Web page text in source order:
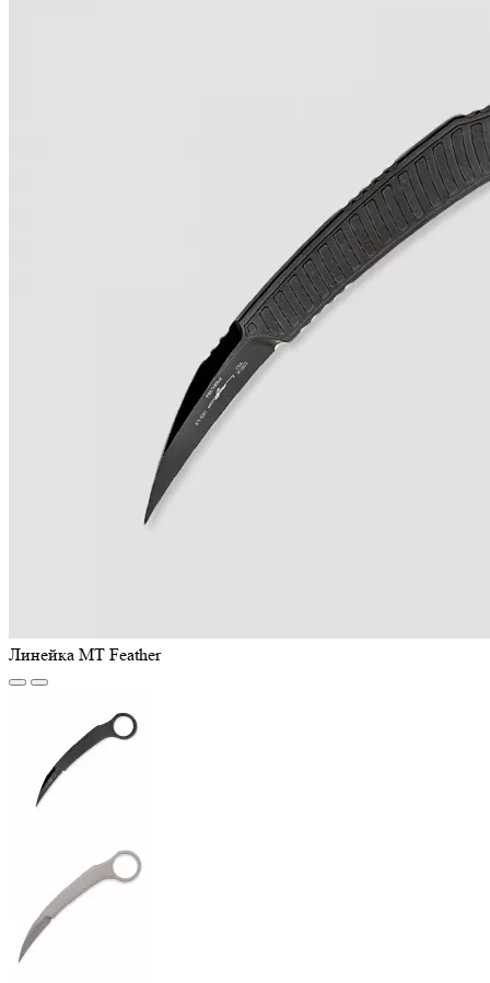
Линейка MT Feather